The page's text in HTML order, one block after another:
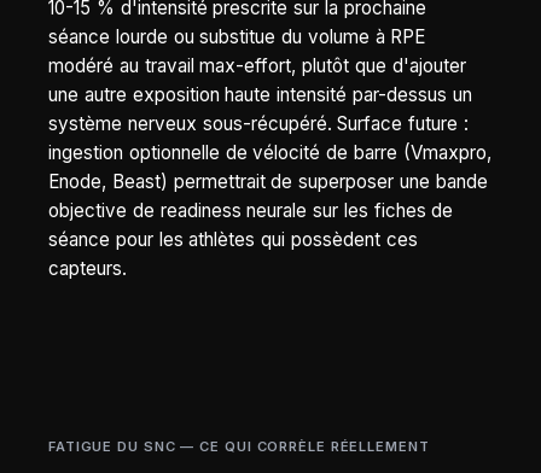
10-15 % d'intensité prescrite sur la prochaine
séance lourde ou substitue du volume à RPE
modéré au travail max-effort, plutôt que d'ajouter
une autre exposition haute intensité par-dessus un
système nerveux sous-récupéré. Surface future :
ingestion optionnelle de vélocité de barre (Vmaxpro,
Enode, Beast) permettrait de superposer une bande
objective de readiness neurale sur les fiches de
séance pour les athlètes qui possèdent ces
capteurs.
FATIGUE DU SNC — CE QUI CORRÈLE RÉELLEMENT